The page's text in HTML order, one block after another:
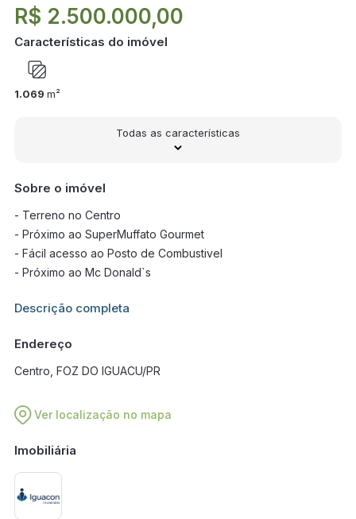
R$ 2.500.000,00
Características do imóvel
1.069 m²
Todas as características
Sobre o imóvel
- Terreno no Centro
- Próximo ao SuperMuffato Gourmet
- Fácil acesso ao Posto de Combustivel
- Próximo ao Mc Donald`s
Informações adicionais sobre este imóvel estarão disponíveis
Descrição completa
Endereço
Centro, FOZ DO IGUACU/PR
Ver localização no mapa
Imobiliária